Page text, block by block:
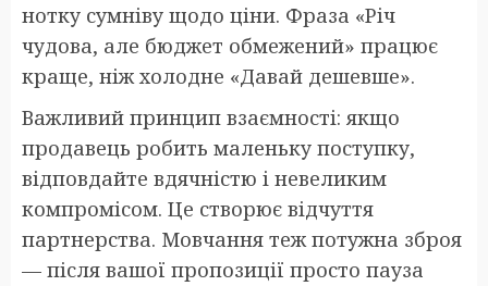
нотку сумніву щодо ціни. Фраза «Річ
чудова, але бюджет обмежений» працює
краще, ніж холодне «Давай дешевше».
Важливий принцип взаємності: якщо
продавець робить маленьку поступку,
відповдайте вдячністю і невеликим
компромісом. Це створює відчуття
партнерства. Мовчання теж потужна зброя
— після вашої пропозиції просто пауза